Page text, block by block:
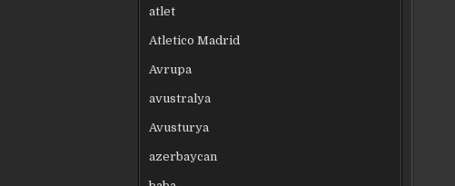
atlet
Atletico Madrid
Avrupa
avustralya
Avusturya
azerbaycan